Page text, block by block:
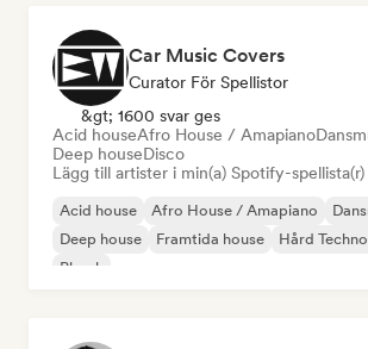
Car Music Covers
Curator För Spellistor
&gt; 1600 svar ges
Acid houseAfro House / Amapiano
Deep houseDisco
Lägg till artister i min(a) Spotify-spellista(r)
Acid house Afro House / Amapiano
Deep house
Framtida house Hård Techno
Phonk